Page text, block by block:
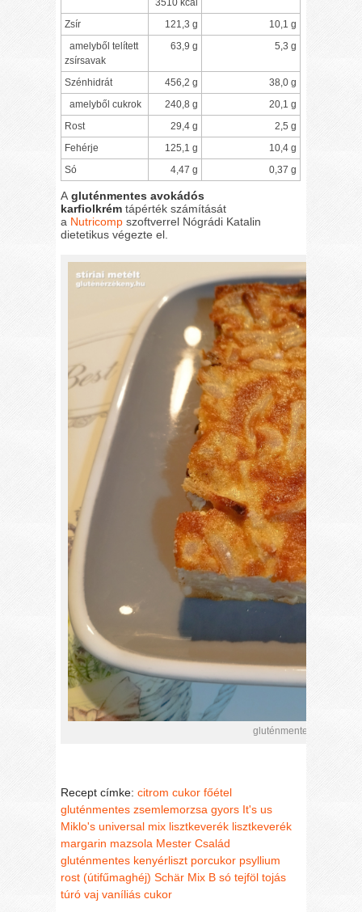
3510 kcal
Zsír
121,3 g
10,1 g
amelyből telített
zsírsavak
63,9 g 5,3 g
Szénhidrát 456,2 g
38,0 g
amelyből cukrok
240,8 g
20,1 g
Rost
29,4 g
2,5 g
Fehérje
125,1 g
10,4 g
Só
4,47 g 0,37 g
A gluténmentes avokádós
karfiolkrém tápérték számítását
a Nutricomp szoftverrel Nógrádi Katalin
dietetikus végezte el.
gluténmentes stíriai
Recept címke:citrom cukor főétel
gluténmentes zsemlemorzsa gyors It's us
Miklo's universal mix lisztkeverék lisztkeverék
margarin mazsola Mester Család
gluténmentes kenyérliszt porcukor psyllium
rost (útifűmaghéj) Schär Mix B só tejföl tojás
túró vaj vaníliás cukor